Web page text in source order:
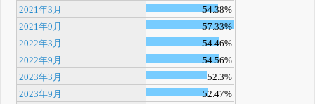
2021年3月
54.38%
2021年9月
57.33%
2022年3月
54.46%
2022年9月
54.56%
2023年3月
52.3%
2023年9月
52.47%